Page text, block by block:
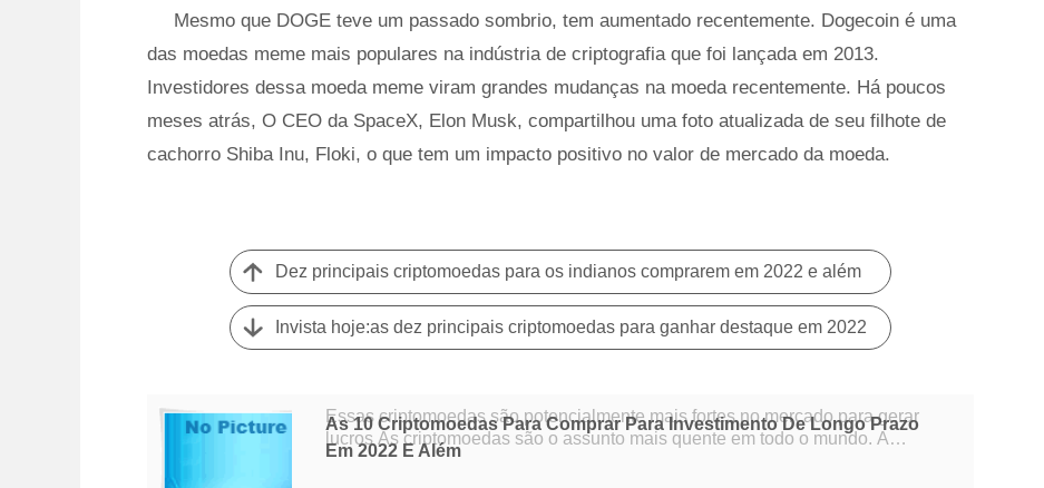
Mesmo que DOGE teve um passado sombrio, tem aumentado recentemente. Dogecoin é uma
das moedas meme mais populares na indústria de criptografia que foi lançada em 2013.
Investidores dessa moeda meme viram grandes mudanças na moeda recentemente. Há poucos
meses atrás, O CEO da SpaceX, Elon Musk, compartilhou uma foto atualizada de seu filhote de
cachorro Shiba Inu, Floki, o que tem um impacto positivo no valor de mercado da moeda.
Dez principais criptomoedas para os indianos comprarem em 2022 e além
Invista hoje:as dez principais criptomoedas para ganhar destaque em 2022
As 10 Criptomoedas Para Comprar Para Investimento De Longo Prazo
Em 2022 E Além
Essas criptomoedas são potencialmente mais fortes no mercado para gerar
lucros As criptomoedas são o assunto mais quente em todo o mundo. A
demanda pelas principais criptomoedas vem aumentando dia a